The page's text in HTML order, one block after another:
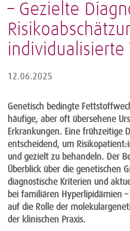
– Gezielte
individualisierte
12.06.2025
Genetisch bedingte
häufige, aber oft übersehene
Erkrankungen. Eine frühzeitige
entscheidend, um
und gezielt zu behandeln. Der
Überblick über die genetischen
diagnostische Kriterien und
bei familiären Hyperlipidämien
auf die Rolle der
der klinischen Praxis.